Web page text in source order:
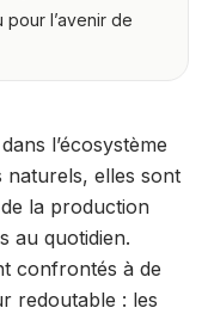
l’avenir de
l’écosystème
naturels, elles sont
la production
au quotidien.
confrontés à de
redoutable : les